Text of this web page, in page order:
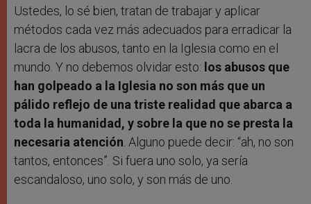
Ustedes, lo sé bien, tratan de trabajar y aplicar
métodos cada vez más adecuados para erradicar la
lacra de los abusos, tanto en la Iglesia como en el
mundo. Y no debemos olvidar esto: los abusos que
han golpeado a la Iglesia no son más que un
pálido reflejo de una triste realidad que abarca a
toda la humanidad, y sobre la que no se presta la
necesaria atención . Alguno puede decir: “ah, no son
tantos, entonces”. Si fuera uno solo, ya sería
escandaloso, uno solo, y son más de uno.